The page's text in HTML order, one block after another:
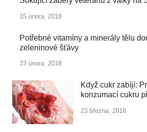
15 února, 2018
Potřebné vitamíny a minerály tělu
zeleninové šťávy
23 února, 2018
Když cukr zabíjí:
konzumací cukru
23 března, 2018